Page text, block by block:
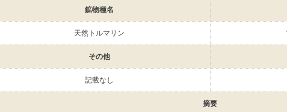
鉱物種名
天然トルマリン
その他
記載なし
摘要